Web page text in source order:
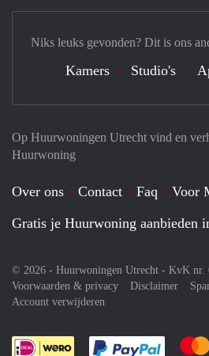
Op Huurwoningen Utrecht vind en
Huurwoning
Over ons Contact Faq Voor
Gratis je Huurwoning aanbieden
© 2026 - Huurwoningen Utrecht - KvK nr.
Voorwaarden & privacy
Disclaimer
Account verwijderen
Je
Niks leuks gevonden? Dit is ons
Kamers Studio's